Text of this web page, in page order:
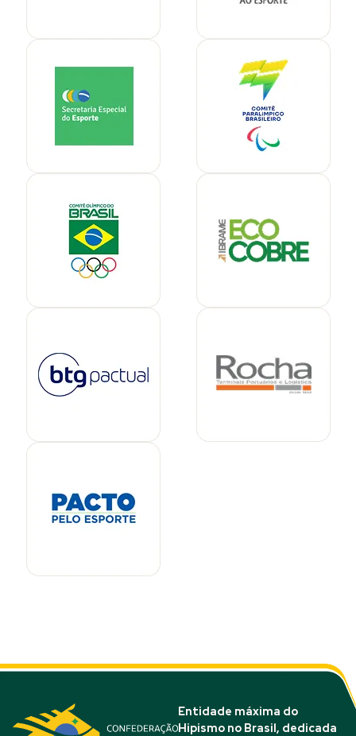
Entidade máxima do
Hipismo no Brasil, dedicada